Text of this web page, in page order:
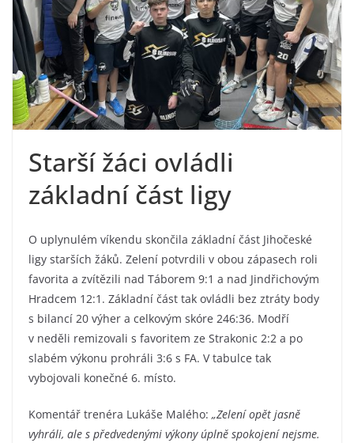
Starší žáci ovládli
základní část ligy
O uplynulém víkendu skončila základní část Jihočeské
ligy starších žáků. Zelení potvrdili v obou zápasech roli
favorita a zvítězili nad Táborem 9:1 a nad Jindřichovým
Hradcem 12:1. Základní část tak ovládli bez ztráty body
s bilancí 20 výher a celkovým skóre 246:36. Modří
v neděli remizovali s favoritem ze Strakonic 2:2 a po
slabém výkonu prohráli 3:6 s FA. V tabulce tak
vybojovali konečné 6. místo.
Komentář trenéra Lukáše Malého: „Zelení opět jasně
vyhráli, ale s předvedenými výkony úplně spokojení nejsme.